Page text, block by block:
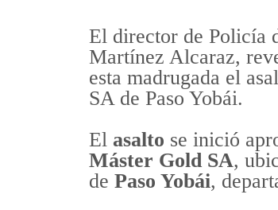
El director de Policía
Martínez Alcaraz,
esta madrugada el
SA de Paso Yobái.
El asalto se inició
Máster Gold SA,
de Paso Yobái,